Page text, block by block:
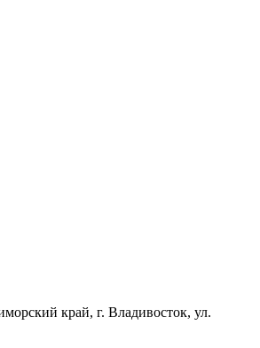
край, г. Владивосток, ул.